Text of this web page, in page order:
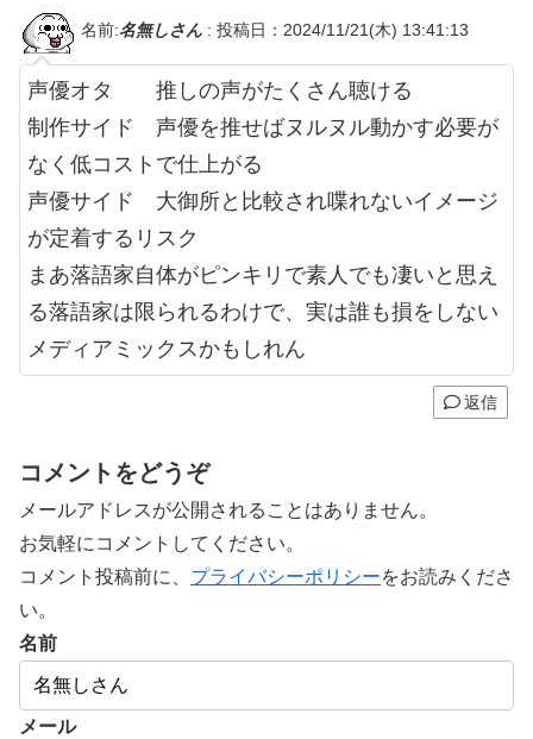
名前:名無しさん : 投稿日：2024/11/21(木) 13:41:13
声優オタ 推しの声がたくさん聴ける
制作サイド 声優を推せばヌルヌル動かす必要が
なく低コストで仕上がる
声優サイド 大御所と比較され喋れないイメージ
が定着するリスク
まあ落語家自体がピンキリで素人でも凄いと思え
る落語家は限られるわけで、実は誰も損をしない
メディアミックスかもしれん
返信
コメントをどうぞ
メールアドレスが公開されることはありません。
お気軽にコメントしてください。
コメント投稿前に、 プライバシーポリシーをお読みくださ
い。
名前
メール